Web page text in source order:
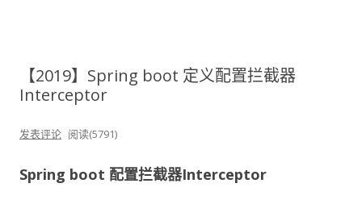
【2019】Spring boot 定义配置拦截器
Interceptor
发表评论 阅读(5791)
Spring boot 配置拦截器Interceptor